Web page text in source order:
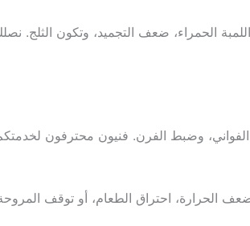
الحمراء، ضعف التجميد، وتكون الثلج.
وضبط الفرن. فنيون محترفون
الحرارة، احتراق الطعام، أو توقف